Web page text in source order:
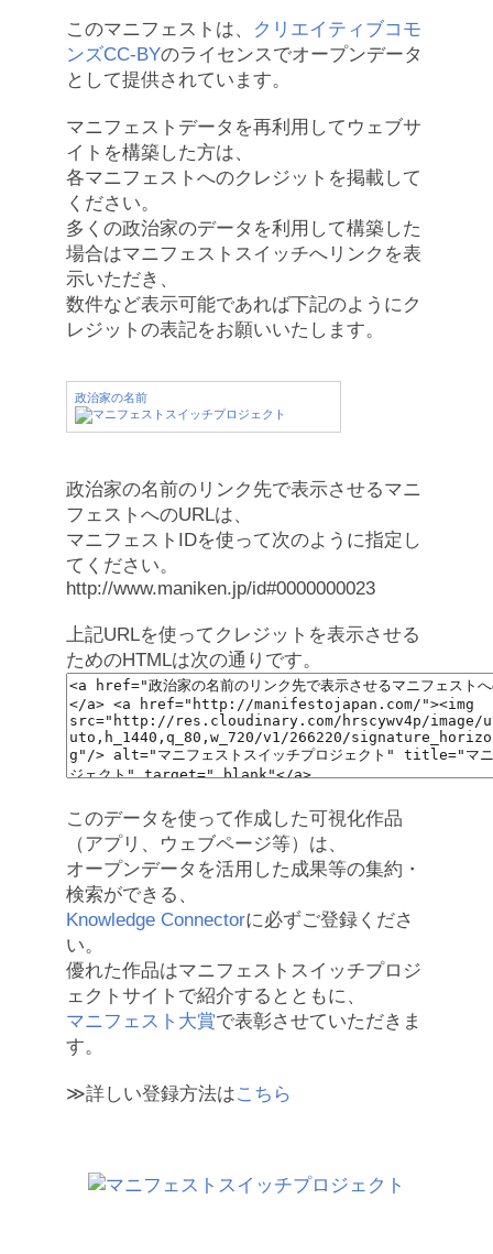
このマニフェストは、
クリエイティブコモ
ンズCC-BYのライセンスでオープンデータ
として提供されています。
マニフェストデータを再利用してウェブサ
イトを構築した方は、
各マニフェストへのクレジットを掲載して
ください。
多くの政治家のデータを利用して構築した
場合はマニフェストスイッチへリンクを表
示いただき、
数件など表示可能であれば下記のようにク
レジットの表記をお願いいたします。
政治家の名前
政治家の名前のリンク先で表示させるマニ
フェストへのURLは、
マニフェストIDを使って次のように指定し
てください。
http://www.maniken.jp/id#0000000023
上記URLを使ってクレジットを表示させる
ためのHTMLは次の通りです。
このデータを使って作成した可視化作品
（アプリ、ウェブページ等）は、
オープンデータを活用した成果等の集約・
検索ができる、
Knowledge Connectorに必ずご登録くださ
い。
優れた作品はマニフェストスイッチプロジ
ェクトサイトで紹介するとともに、
マニフェスト大賞で表彰させていただきま
す。
≫詳しい登録方法はこちら